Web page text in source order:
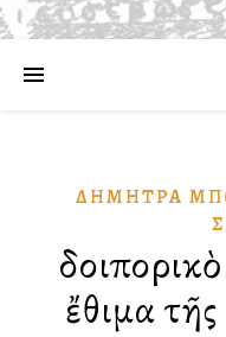
ΔΉΜΗΤΡΑ
ἔθιμα